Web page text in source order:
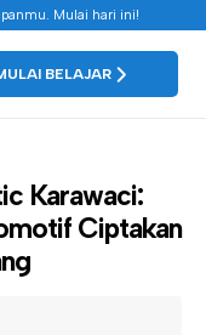
Mulai hari ini!
BELAJAR
Karawaci:
Ciptakan